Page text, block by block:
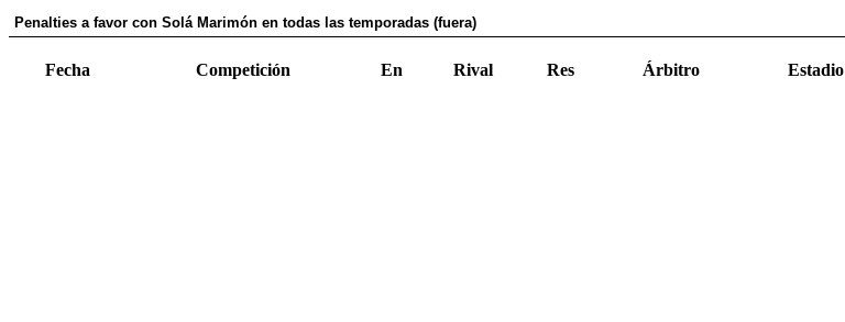
Penalties a favor con Solá Marimón en todas las temporadas (fuera)
Fecha Competición En Rival Res Árbitro Estadio